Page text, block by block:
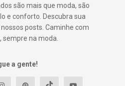
são mais que moda, são
e conforto. Descubra sua
posts. Caminhe com
sempre na moda.
a gente!